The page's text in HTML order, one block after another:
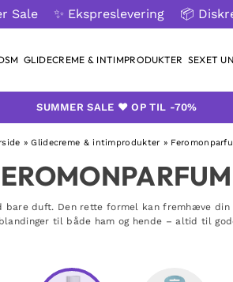
Sale ✨ Ekspreslevering 📦
GLIDECREME & INTIMPRODUKTER SEXET
SUMMER SALE ❤️ OP TIL -70%
»Glidecreme & intimprodukter »
bare duft. Den rette formel kan fremhæve
til både ham og hende – altid til